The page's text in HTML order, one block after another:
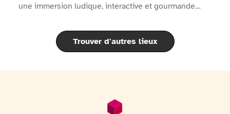
une immersion ludique, interactive et gourmande
la célèbre frite belge.À travers des expositions
modernes, des objets historiques, des films, des quiz
interactifs et un audioguide disponible en 11 langues,
terre, son arrivée en Europe, l’évolution de la frite à
Trouver d'autres lieux
Informations générales